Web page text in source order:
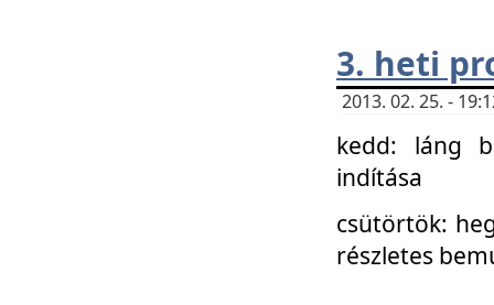
3. heti
2013. 02. 25. -
kedd: láng
indítása
csütörtök:
részletes